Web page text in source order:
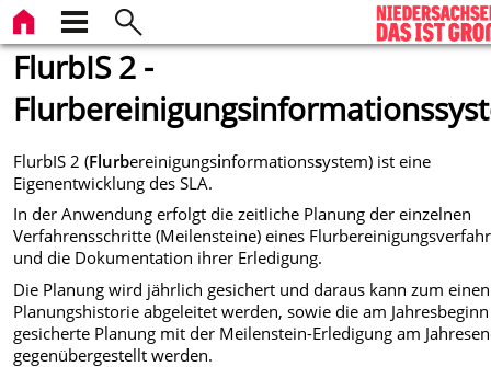
FlurbIS 2 -
FlurbIS 2 (Flurbereinigungsinformationssystem) ist eine
Eigenentwicklung des SLA.
In der Anwendung erfolgt die zeitliche Planung der einzelnen
Verfahrensschritte (Meilensteine) eines
und die Dokumentation ihrer Erledigung.
Die Planung wird jährlich gesichert und daraus kann zum
Planungshistorie abgeleitet werden, sowie die am Jahresbeginn
gesicherte Planung mit der Meilenstein-Erledigung am
gegenübergestellt werden.